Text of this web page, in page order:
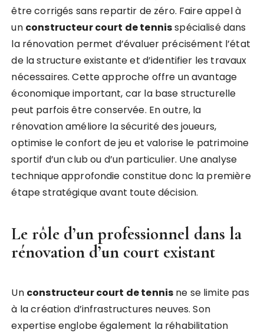
être corrigés sans repartir de zéro. Faire appel à
un constructeur court de tennisspécialisé dans
la rénovation permet d’évaluer précisément l’état
de la structure existante et d’identifier les travaux
nécessaires. Cette approche offre un avantage
économique important, car la base structurelle
peut parfois être conservée. En outre, la
rénovation améliore la sécurité des joueurs,
optimise le confort de jeu et valorise le patrimoine
sportif d’un club ou d’un particulier. Une analyse
technique approfondie constitue donc la première
étape stratégique avant toute décision.
Le rôle d’un professionnel dans la
rénovation d’un court existant
Un constructeur court de tennis ne se limite pas
à la création d’infrastructures neuves. Son
expertise englobe également la réhabilitation